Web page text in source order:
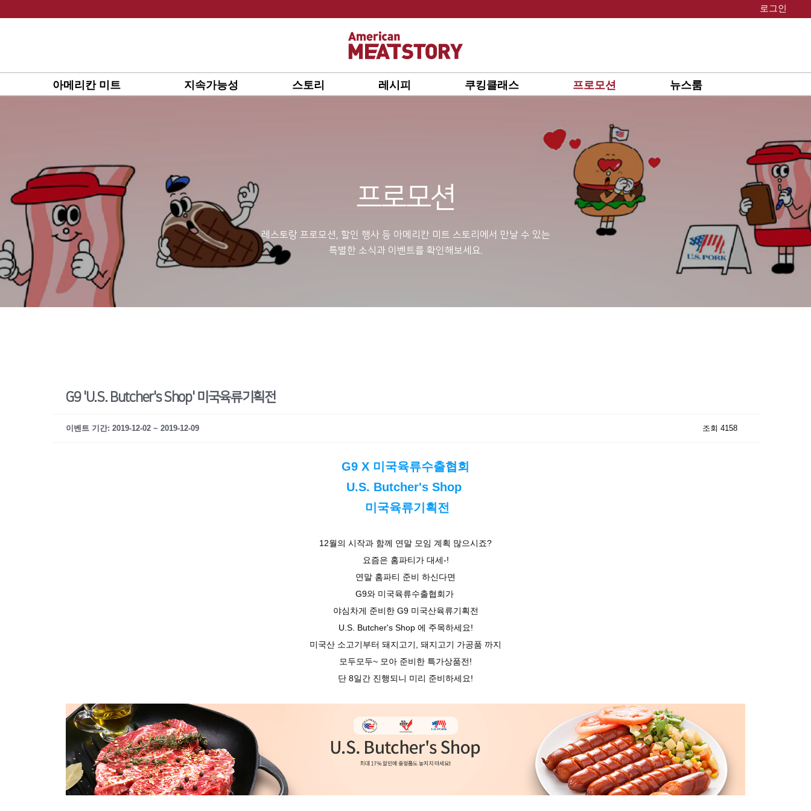
로그인
아메리칸 미트 지속가능성 스토리 레시피 쿠킹클래스 프로모션 뉴스룸
프로모션
레스토랑 프로모션, 할인 행사 등 아메리칸 미트 스토리에서 만날 수 있는
특별한 소식과 이벤트를 확인해보세요.
G9 'U.S. Butcher's Shop' 미국육류기획전
이벤트 기간: 2019-12-02 ~ 2019-12-09 조회 4158
G9 X 미국육류수출협회
U.S. Butcher's Shop
미국육류기획전
12월의 시작과 함께 연말 모임 계획 많으시죠?
요즘은 홈파티가 대세-!
연말 홈파티 준비 하신다면
G9와 미국육류수출협회가
야심차게 준비한 G9 미국산육류기획전
U.S. Butcher's Shop 에 주목하세요!
미국산 소고기부터 돼지고기, 돼지고기 가공품 까지
모두모두~ 모아 준비한 특가상품전!
단 8일간 진행되니 미리 준비하세요!